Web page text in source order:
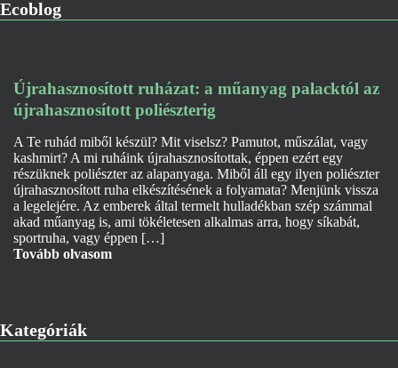
Ecoblog
Újrahasznosított ruházat: a műanyag palacktól az
újrahasznosított poliészterig
A Te ruhád miből készül? Mit viselsz? Pamutot, műszálat, vagy
kashmirt? A mi ruháink újrahasznosítottak, éppen ezért egy
részüknek poliészter az alapanyaga. Miből áll egy ilyen poliészter
újrahasznosított ruha elkészítésének a folyamata? Menjünk vissza
a legelejére. Az emberek által termelt hulladékban szép számmal
akad műanyag is, ami tökéletesen alkalmas arra, hogy síkabát,
sportruha, vagy éppen […]
Tovább olvasom
Kategóriák